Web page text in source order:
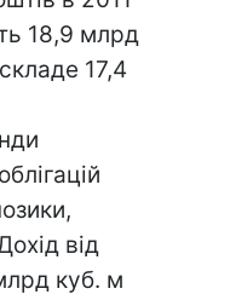
18,9 млрд
17,4
від
куб. м